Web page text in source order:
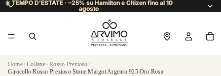
☀️ TEMPO D’ESTATE · −25% su Hamilton e Citizen fino al 10
agosto
☀️ TEMPO D’ESTATE · −25% su Hamilton e Citizen fino al 10
agosto
Home › Collane › Rosso Prezioso ›
Girocollo Rosso Prezioso Stone Margot Argento 925 Oro Rosa